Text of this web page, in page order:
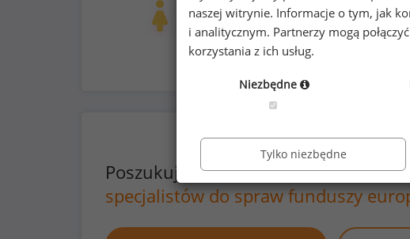
105
Mężczyźni
29
Poszukujesz szczegółowych danych
specjalistów do spraw funduszy
naszej witrynie. Informacje o tym, jak
i analitycznym. Partnerzy mogą
korzystania z ich usług.
Niezbędne
Tylko niezbędne